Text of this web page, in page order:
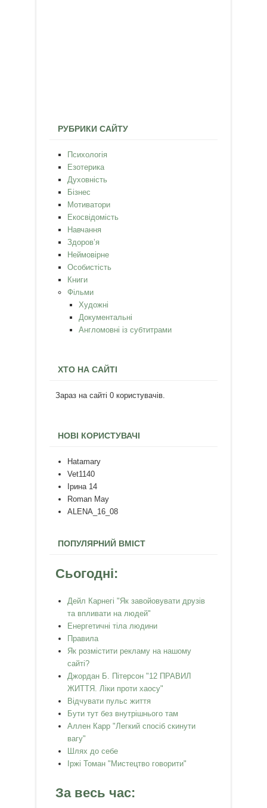
РУБРИКИ САЙТУ
Психологія
Езотерика
Духовність
Бізнес
Мотиватори
Екосвідомість
Навчання
Здоров’я
Неймовірне
Особистість
Книги
Фільми
Художні
Документальні
Англомовні із субтитрами
ХТО НА САЙТІ
Зараз на сайті 0 користувачів.
НОВІ КОРИСТУВАЧІ
Hatamary
Vet1140
Ірина 14
Roman May
ALENA_16_08
ПОПУЛЯРНИЙ ВМІСТ
Сьогодні:
Дейл Карнегі "Як завойовувати друзів
та впливати на людей"
Енергетичні тіла людини
Правила
Як розмістити рекламу на нашому
сайті?
Джордан Б. Пітерсон "12 ПРАВИЛ
ЖИТТЯ. Ліки проти хаосу"
Відчувати пульс життя
Бути тут без внутрішнього там
Аллен Карр "Легкий спосiб скинути
вагу"
Шлях до себе
Іржі Томан "Мистецтво говорити"
За весь час: